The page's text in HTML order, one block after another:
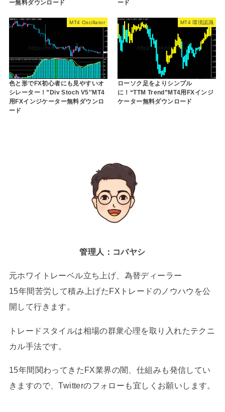
ー無料ダウンロード
ード
MT4 Oscillator
色と形でFX初心者にも見やすいオ
シレーター！”Div Stoch V5″MT4
用FXインジケーター無料ダウンロ
ード
MT4 環境認識
ローソク足をよりシンプル
に！“TTM Trend”MT4用FXインジ
ケーター無料ダウンロード
管理人：コバヤシ
元ホワイトレーベル立ち上げ、為替ディーラー
15年間苦労して積み上げたFXトレードのノウハウを公
開して行きます。
トレードスタイルは相場の群衆心理を取り入れたテクニ
カル手法です。
15年間関わってきたFX業界の闇、仕組みも発信してい
きますので、Twitterのフォローも宜しくお願いします。